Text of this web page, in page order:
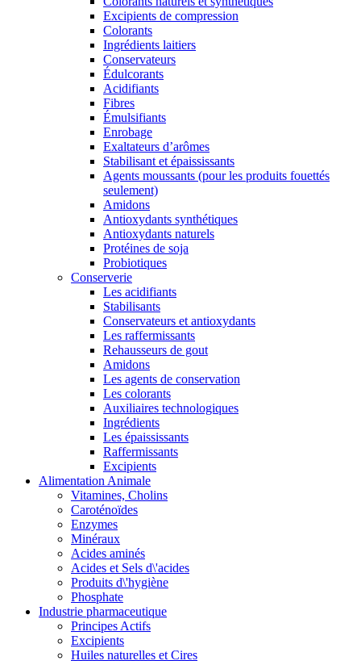
Excipients de compression
Colorants
Ingrédients laitiers
Conservateurs
Édulcorants
Acidifiants
Fibres
Émulsifiants
Enrobage
Exaltateurs d’arômes
Stabilisant et épaississants
Agents moussants (pour les produits fouettés
seulement)
Amidons
Antioxydants synthétiques
Antioxydants naturels
Protéines de soja
Probiotiques
Conserverie
Les acidifiants
Stabilisants
Conservateurs et antioxydants
Les raffermissants
Rehausseurs de gout
Amidons
Les agents de conservation
Les colorants
Auxiliaires technologiques
Ingrédients
Les épaississants
Raffermissants
Excipients
Alimentation Animale
Vitamines, Cholins
Caroténoïdes
Enzymes
Minéraux
Acides aminés
Acides et Sels d\'acides
Produits d\'hygiène
Phosphate
Industrie pharmaceutique
Principes Actifs
Excipients
Huiles naturelles et Cires